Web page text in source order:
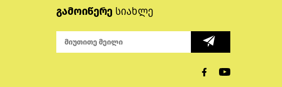
გამოიწერე სიახლე